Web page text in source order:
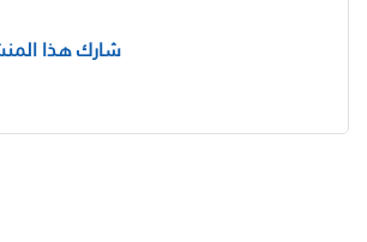
شارك هذا